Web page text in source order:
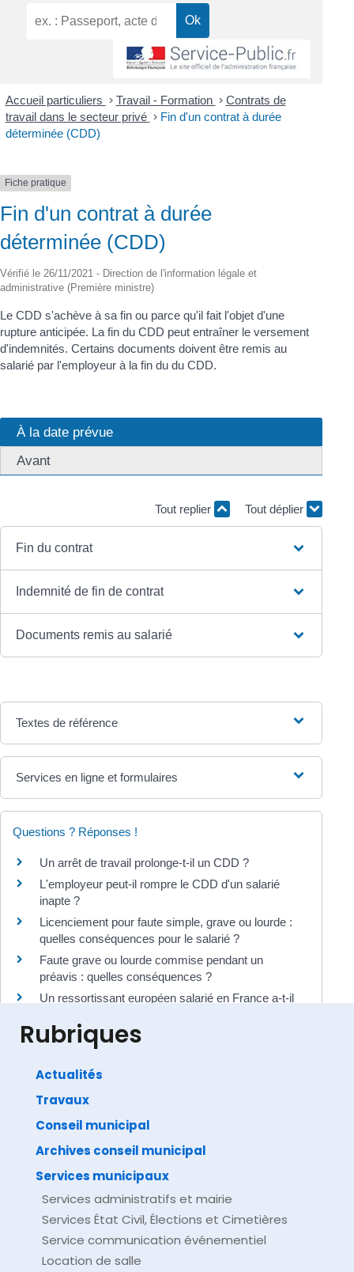
Accueil particuliers > Travail - Formation > Contrats de
travail dans le secteur privé > Fin d'un contrat à durée
déterminée (CDD)
Fiche pratique
Fin d'un contrat à durée
déterminée (CDD)
Vérifié le 26/11/2021 - Direction de l'information légale et
administrative (Première ministre)
Le CDD s'achève à sa fin ou parce qu'il fait l'objet d'une
rupture anticipée. La fin du CDD peut entraîner le versement
d'indemnités. Certains documents doivent être remis au
salarié par l'employeur à la fin du du CDD.
À la date prévue
Avant
Tout replier Tout déplier
Fin du contrat
Indemnité de fin de contrat
Documents remis au salarié
Textes de référence
Services en ligne et formulaires
Questions ? Réponses !
Un arrêt de travail prolonge-t-il un CDD ?
L'employeur peut-il rompre le CDD d'un salarié
inapte ?
Licenciement pour faute simple, grave ou lourde :
quelles conséquences pour le salarié ?
Faute grave ou lourde commise pendant un
préavis : quelles conséquences ?
Un ressortissant européen salarié en France a-t-il
Direction de l'information légale et administrative
Rubriques
Actualités
Travaux
Conseil municipal
Archives conseil municipal
Services municipaux
Services administratifs et mairie
Services État Civil, Élections et Cimetières
Service communication événementiel
Location de salle